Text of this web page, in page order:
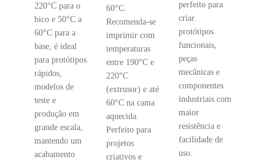
220°C para o
bico e 50°C a
60°C para a
base, é ideal
para protótipos
rápidos,
modelos de
teste e
produção em
grande escala,
mantendo um
acabamento
60°C.
Recomenda-se
imprimir com
temperaturas
entre 190°C e
220°C
(extrusor) e até
60°C na cama
aquecida.
Perfeito para
projetos
criativos e
perfeito para
criar
protótipos
funcionais,
peças
mecânicas e
componentes
industriais com
maior
resistência e
facilidade de
uso.